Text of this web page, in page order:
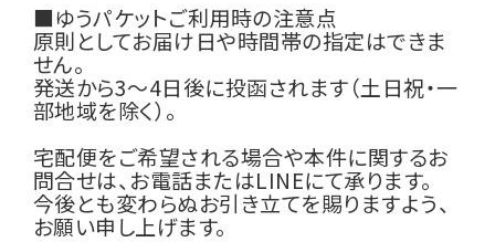
■ゆうパケットご利用時の注意点
原則としてお届け日や時間帯の指定はできま
せん。
発送から3〜4日後に投函されます（土日祝・一
部地域を除く）。
宅配便をご希望される場合や本件に関するお
問合せは、お電話またはLINEにて承ります。
今後とも変わらぬお引き立てを賜りますよう、
お願い申し上げます。